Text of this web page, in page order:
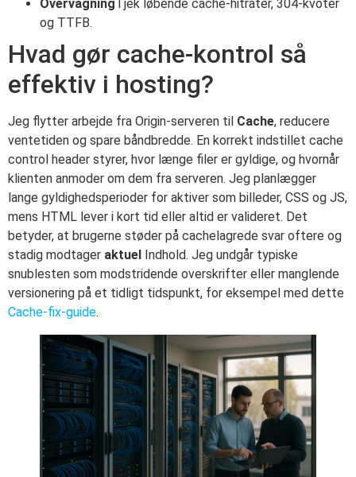
OvervågningTjek løbende cache-hitrater, 304-kvoter
og TTFB.
Hvad gør cache-kontrol så
effektiv i hosting?
Jeg flytter arbejde fra Origin-serveren til Cache, reducere
ventetiden og spare båndbredde. En korrekt indstillet cache
control header styrer, hvor længe filer er gyldige, og hvornår
klienten anmoder om dem fra serveren. Jeg planlægger
lange gyldighedsperioder for aktiver som billeder, CSS og JS,
mens HTML lever i kort tid eller altid er valideret. Det
betyder, at brugerne støder på cachelagrede svar oftere og
stadig modtager aktuel
Indhold. Jeg undgår typiske
snublesten som modstridende overskrifter eller manglende
versionering på et tidligt tidspunkt, for eksempel med dette
Cache-fix-guide.